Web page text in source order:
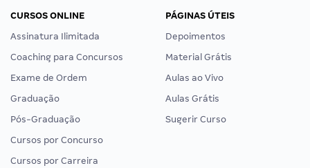
CURSOS ONLINE
Assinatura Ilimitada
Coaching para Concursos
Exame de Ordem
Graduação
Pós-Graduação
Cursos por Concurso
Cursos por Carreira
PÁGINAS ÚTEIS
Depoimentos
Material Grátis
Aulas ao Vivo
Aulas Grátis
Sugerir Curso